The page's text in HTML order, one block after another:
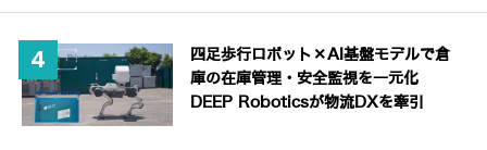
四足歩行ロボット×AI基盤モデルで倉
庫の在庫管理・安全監視を一元化
DEEP Roboticsが物流DXを牽引